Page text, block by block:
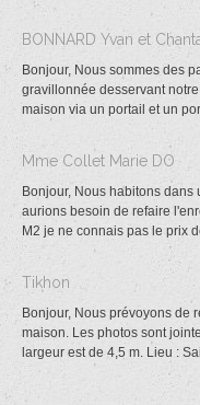
BONNARD Yvan et
Bonjour, Nous sommes des
gravillonnée desservant
maison via un portail et un
Mme Collet Marie DO
Bonjour, Nous habitons dans
aurions besoin de refaire
M2 je ne connais pas le prix
Tikhon
Bonjour, Nous prévoyons de
maison. Les photos sont
largeur est de 4,5 m. Lieu :